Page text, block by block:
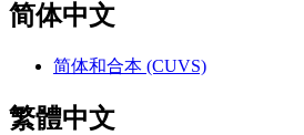
简体中文
简体和合本 (CUVS)
繁體中文